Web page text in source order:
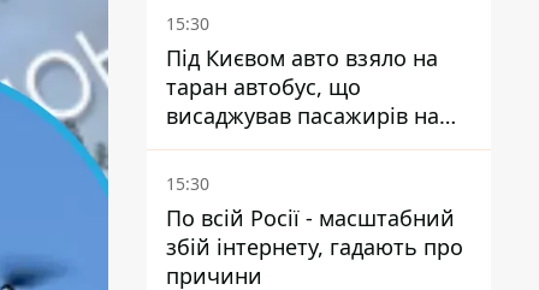
15:30
Під Києвом авто взяло на
таран автобус, що
висаджував пасажирів на
зупинці - пасажирка в
лікарні
15:30
По всій Росії - масштабний
збій інтернету, гадають про
причини